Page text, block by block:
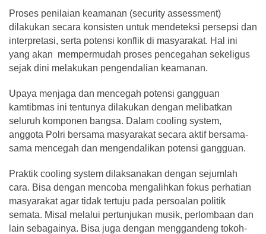
Proses penilaian keamanan (security assessment)
dilakukan secara konsisten untuk mendeteksi persepsi dan
interpretasi, serta potensi konflik di masyarakat. Hal ini
yang akan mempermudah proses pencegahan sekeligus
sejak dini melakukan pengendalian keamanan.
Upaya menjaga dan mencegah potensi gangguan
kamtibmas ini tentunya dilakukan dengan melibatkan
seluruh komponen bangsa. Dalam cooling system,
anggota Polri bersama masyarakat secara aktif bersama-
sama mencegah dan mengendalikan potensi gangguan.
Praktik cooling system dilaksanakan dengan sejumlah
cara. Bisa dengan mencoba mengalihkan fokus perhatian
masyarakat agar tidak tertuju pada persoalan politik
semata. Misal melalui pertunjukan musik, perlombaan dan
lain sebagainya. Bisa juga dengan menggandeng tokoh-